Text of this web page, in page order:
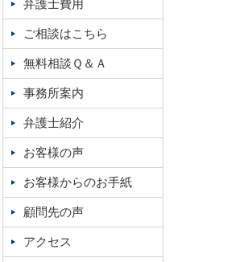
弁護士費用
ご相談はこちら
無料相談Ｑ＆Ａ
事務所案内
弁護士紹介
お客様の声
お客様からのお手紙
顧問先の声
アクセス